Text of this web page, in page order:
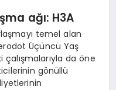
ağı: H3A
temel alan
Üçüncü Yaş
çalışmalarıyla da öne
gönüllü